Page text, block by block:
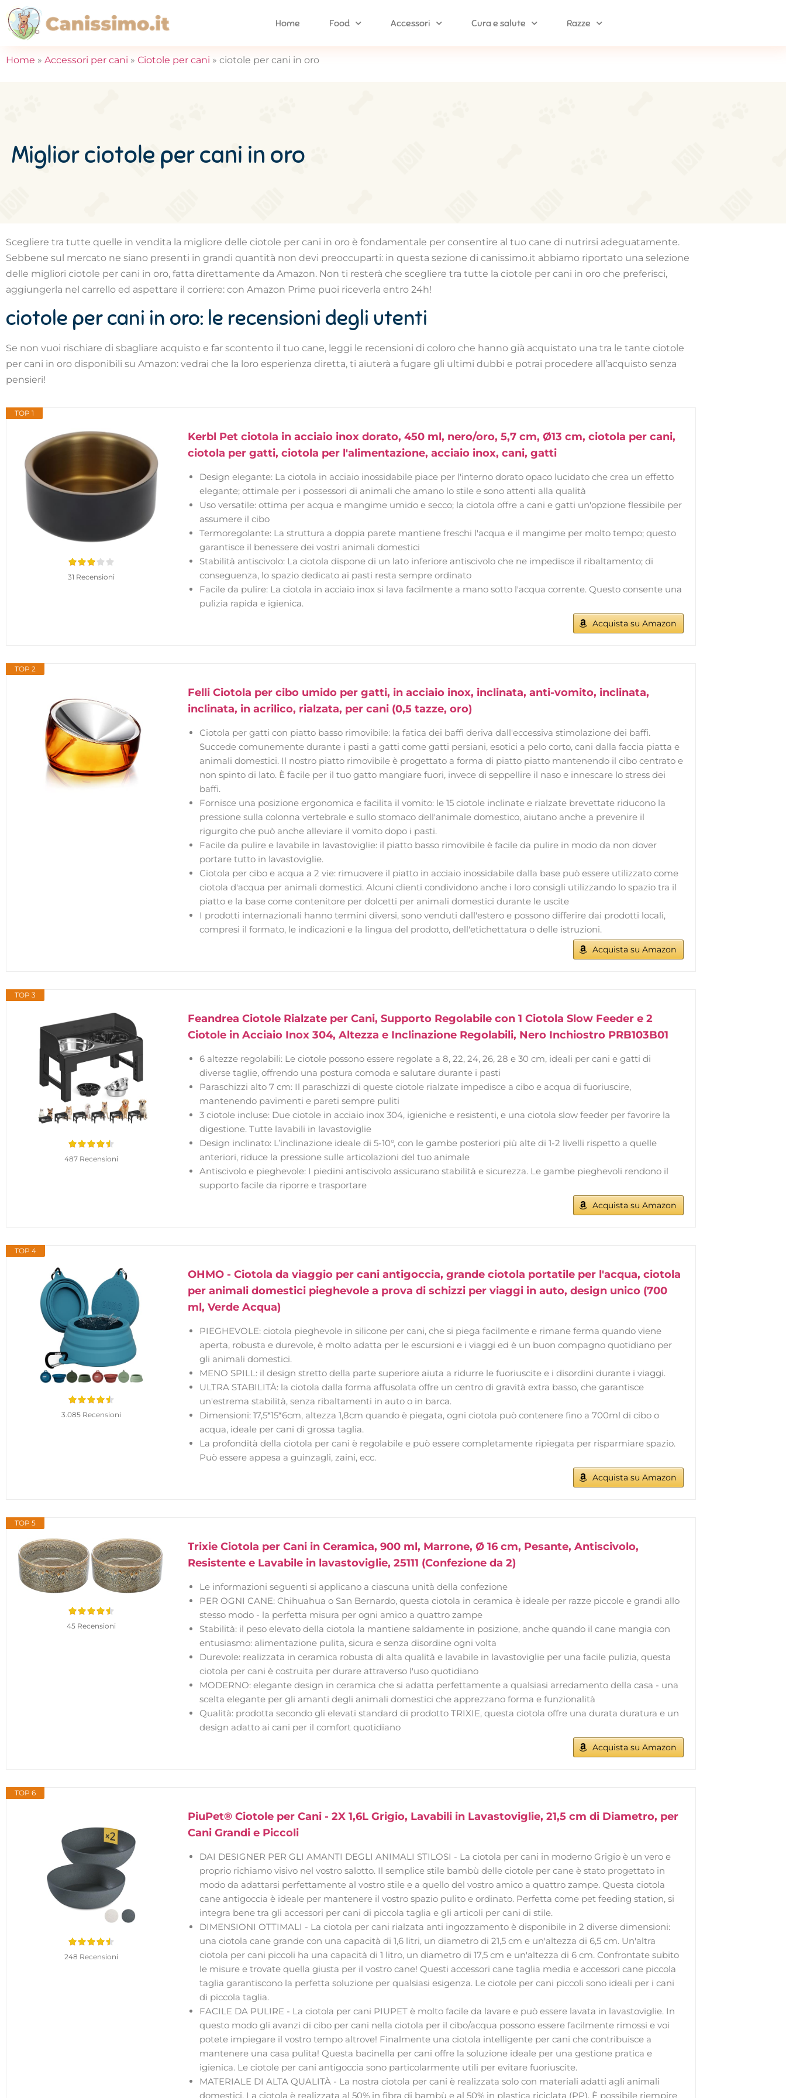
Home Food Accessori Cura e salute Razze
Home » Accessori per cani » Ciotole per cani » ciotole per cani in oro
Miglior ciotole per cani in oro
Scegliere tra tutte quelle in vendita la migliore delle ciotole per cani in oro è fondamentale per consentire al tuo cane di nutrirsi adeguatamente.
Sebbene sul mercato ne siano presenti in grandi quantità non devi preoccuparti: in questa sezione di canissimo.it abbiamo riportato una selezione
delle migliori ciotole per cani in oro, fatta direttamente da Amazon. Non ti resterà che scegliere tra tutte la ciotole per cani in oro che preferisci,
aggiungerla nel carrello ed aspettare il corriere: con Amazon Prime puoi riceverla entro 24h!
ciotole per cani in oro: le recensioni degli utenti
Se non vuoi rischiare di sbagliare acquisto e far scontento il tuo cane, leggi le recensioni di coloro che hanno già acquistato una tra le tante ciotole
per cani in oro disponibili su Amazon: vedrai che la loro esperienza diretta, ti aiuterà a fugare gli ultimi dubbi e potrai procedere all’acquisto senza
pensieri!
TOP 1
31 Recensioni
Kerbl Pet ciotola in acciaio inox dorato, 450 ml, nero/oro, 5,7 cm, Ø13 cm, ciotola per cani,
ciotola per gatti, ciotola per l'alimentazione, acciaio inox, cani, gatti
Design elegante: La ciotola in acciaio inossidabile piace per l'interno dorato opaco lucidato che crea un effetto
elegante; ottimale per i possessori di animali che amano lo stile e sono attenti alla qualità
Uso versatile: ottima per acqua e mangime umido e secco; la ciotola offre a cani e gatti un'opzione flessibile per
assumere il cibo
Termoregolante: La struttura a doppia parete mantiene freschi l'acqua e il mangime per molto tempo; questo
garantisce il benessere dei vostri animali domestici
Stabilità antiscivolo: La ciotola dispone di un lato inferiore antiscivolo che ne impedisce il ribaltamento; di
conseguenza, lo spazio dedicato ai pasti resta sempre ordinato
Facile da pulire: La ciotola in acciaio inox si lava facilmente a mano sotto l'acqua corrente. Questo consente una
pulizia rapida e igienica.
Acquista su Amazon
TOP 2
Felli Ciotola per cibo umido per gatti, in acciaio inox, inclinata, anti-vomito, inclinata,
inclinata, in acrilico, rialzata, per cani (0,5 tazze, oro)
Ciotola per gatti con piatto basso rimovibile: la fatica dei baffi deriva dall'eccessiva stimolazione dei baffi.
Succede comunemente durante i pasti a gatti come gatti persiani, esotici a pelo corto, cani dalla faccia piatta e
animali domestici. Il nostro piatto rimovibile è progettato a forma di piatto piatto mantenendo il cibo centrato e
non spinto di lato. È facile per il tuo gatto mangiare fuori, invece di seppellire il naso e innescare lo stress dei
baffi.
Fornisce una posizione ergonomica e facilita il vomito: le 15 ciotole inclinate e rialzate brevettate riducono la
pressione sulla colonna vertebrale e sullo stomaco dell'animale domestico, aiutano anche a prevenire il
rigurgito che può anche alleviare il vomito dopo i pasti.
Facile da pulire e lavabile in lavastoviglie: il piatto basso rimovibile è facile da pulire in modo da non dover
portare tutto in lavastoviglie.
Ciotola per cibo e acqua a 2 vie: rimuovere il piatto in acciaio inossidabile dalla base può essere utilizzato come
ciotola d'acqua per animali domestici. Alcuni clienti condividono anche i loro consigli utilizzando lo spazio tra il
piatto e la base come contenitore per dolcetti per animali domestici durante le uscite
I prodotti internazionali hanno termini diversi, sono venduti dall'estero e possono differire dai prodotti locali,
compresi il formato, le indicazioni e la lingua del prodotto, dell'etichettatura o delle istruzioni.
Acquista su Amazon
TOP 3
487 Recensioni
Feandrea Ciotole Rialzate per Cani, Supporto Regolabile con 1 Ciotola Slow Feeder e 2
Ciotole in Acciaio Inox 304, Altezza e Inclinazione Regolabili, Nero Inchiostro PRB103B01
6 altezze regolabili: Le ciotole possono essere regolate a 8, 22, 24, 26, 28 e 30 cm, ideali per cani e gatti di
diverse taglie, offrendo una postura comoda e salutare durante i pasti
Paraschizzi alto 7 cm: Il paraschizzi di queste ciotole rialzate impedisce a cibo e acqua di fuoriuscire,
mantenendo pavimenti e pareti sempre puliti
3 ciotole incluse: Due ciotole in acciaio inox 304, igieniche e resistenti, e una ciotola slow feeder per favorire la
digestione. Tutte lavabili in lavastoviglie
Design inclinato: L’inclinazione ideale di 5-10°, con le gambe posteriori più alte di 1-2 livelli rispetto a quelle
anteriori, riduce la pressione sulle articolazioni del tuo animale
Antiscivolo e pieghevole: I piedini antiscivolo assicurano stabilità e sicurezza. Le gambe pieghevoli rendono il
supporto facile da riporre e trasportare
Acquista su Amazon
TOP 4
3.085 Recensioni
OHMO - Ciotola da viaggio per cani antigoccia, grande ciotola portatile per l'acqua, ciotola
per animali domestici pieghevole a prova di schizzi per viaggi in auto, design unico (700
ml, Verde Acqua)
PIEGHEVOLE: ciotola pieghevole in silicone per cani, che si piega facilmente e rimane ferma quando viene
aperta, robusta e durevole, è molto adatta per le escursioni e i viaggi ed è un buon compagno quotidiano per
gli animali domestici.
MENO SPILL: il design stretto della parte superiore aiuta a ridurre le fuoriuscite e i disordini durante i viaggi.
ULTRA STABILITÀ: la ciotola dalla forma affusolata offre un centro di gravità extra basso, che garantisce
un'estrema stabilità, senza ribaltamenti in auto o in barca.
Dimensioni: 17,5*15*6cm, altezza 1,8cm quando è piegata, ogni ciotola può contenere fino a 700ml di cibo o
acqua, ideale per cani di grossa taglia.
La profondità della ciotola per cani è regolabile e può essere completamente ripiegata per risparmiare spazio.
Può essere appesa a guinzagli, zaini, ecc.
Acquista su Amazon
TOP 5
45 Recensioni
Trixie Ciotola per Cani in Ceramica, 900 ml, Marrone, Ø 16 cm, Pesante, Antiscivolo,
Resistente e Lavabile in lavastoviglie, 25111 (Confezione da 2)
Le informazioni seguenti si applicano a ciascuna unità della confezione
PER OGNI CANE: Chihuahua o San Bernardo, questa ciotola in ceramica è ideale per razze piccole e grandi allo
stesso modo - la perfetta misura per ogni amico a quattro zampe
Stabilità: il peso elevato della ciotola la mantiene saldamente in posizione, anche quando il cane mangia con
entusiasmo: alimentazione pulita, sicura e senza disordine ogni volta
Durevole: realizzata in ceramica robusta di alta qualità e lavabile in lavastoviglie per una facile pulizia, questa
ciotola per cani è costruita per durare attraverso l'uso quotidiano
MODERNO: elegante design in ceramica che si adatta perfettamente a qualsiasi arredamento della casa - una
scelta elegante per gli amanti degli animali domestici che apprezzano forma e funzionalità
Qualità: prodotta secondo gli elevati standard di prodotto TRIXIE, questa ciotola offre una durata duratura e un
design adatto ai cani per il comfort quotidiano
Acquista su Amazon
TOP 6
248 Recensioni
PiuPet® Ciotole per Cani - 2X 1,6L Grigio, Lavabili in Lavastoviglie, 21,5 cm di Diametro, per
Cani Grandi e Piccoli
DAI DESIGNER PER GLI AMANTI DEGLI ANIMALI STILOSI - La ciotola per cani in moderno Grigio è un vero e
proprio richiamo visivo nel vostro salotto. Il semplice stile bambù delle ciotole per cane è stato progettato in
modo da adattarsi perfettamente al vostro stile e a quello del vostro amico a quattro zampe. Questa ciotola
cane antigoccia è ideale per mantenere il vostro spazio pulito e ordinato. Perfetta come pet feeding station, si
integra bene tra gli accessori per cani di piccola taglia e gli articoli per cani di stile.
DIMENSIONI OTTIMALI - La ciotola per cani rialzata anti ingozzamento è disponibile in 2 diverse dimensioni:
una ciotola cane grande con una capacità di 1,6 litri, un diametro di 21,5 cm e un'altezza di 6,5 cm. Un'altra
ciotola per cani piccoli ha una capacità di 1 litro, un diametro di 17,5 cm e un'altezza di 6 cm. Confrontate subito
le misure e trovate quella giusta per il vostro cane! Questi accessori cane taglia media e accessori cane piccola
taglia garantiscono la perfetta soluzione per qualsiasi esigenza. Le ciotole per cani piccoli sono ideali per i cani
di piccola taglia.
FACILE DA PULIRE - La ciotola per cani PIUPET è molto facile da lavare e può essere lavata in lavastoviglie. In
questo modo gli avanzi di cibo per cani nella ciotola per il cibo/acqua possono essere facilmente rimossi e voi
potete impiegare il vostro tempo altrove! Finalmente una ciotola intelligente per cani che contribuisce a
mantenere una casa pulita! Questa bacinella per cani offre la soluzione ideale per una gestione pratica e
igienica. Le ciotole per cani antigoccia sono particolarmente utili per evitare fuoriuscite.
MATERIALE DI ALTA QUALITÀ - La nostra ciotola per cani è realizzata solo con materiali adatti agli animali
domestici. La ciotola è realizzata al 50% in fibra di bambù e al 50% in plastica riciclata (PP). È possibile riempire